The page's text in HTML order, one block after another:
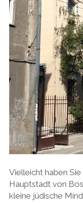
Vielleicht haben
Hauptstadt von
kleine jüdische